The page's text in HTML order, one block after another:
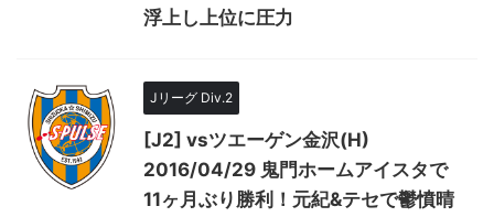
浮上し上位に圧力
Jリーグ Div.2
[J2] vsツエーゲン金沢(H)
2016/04/29 鬼門ホームアイスタで
11ヶ月ぶり勝利！元紀&テセで鬱憤晴